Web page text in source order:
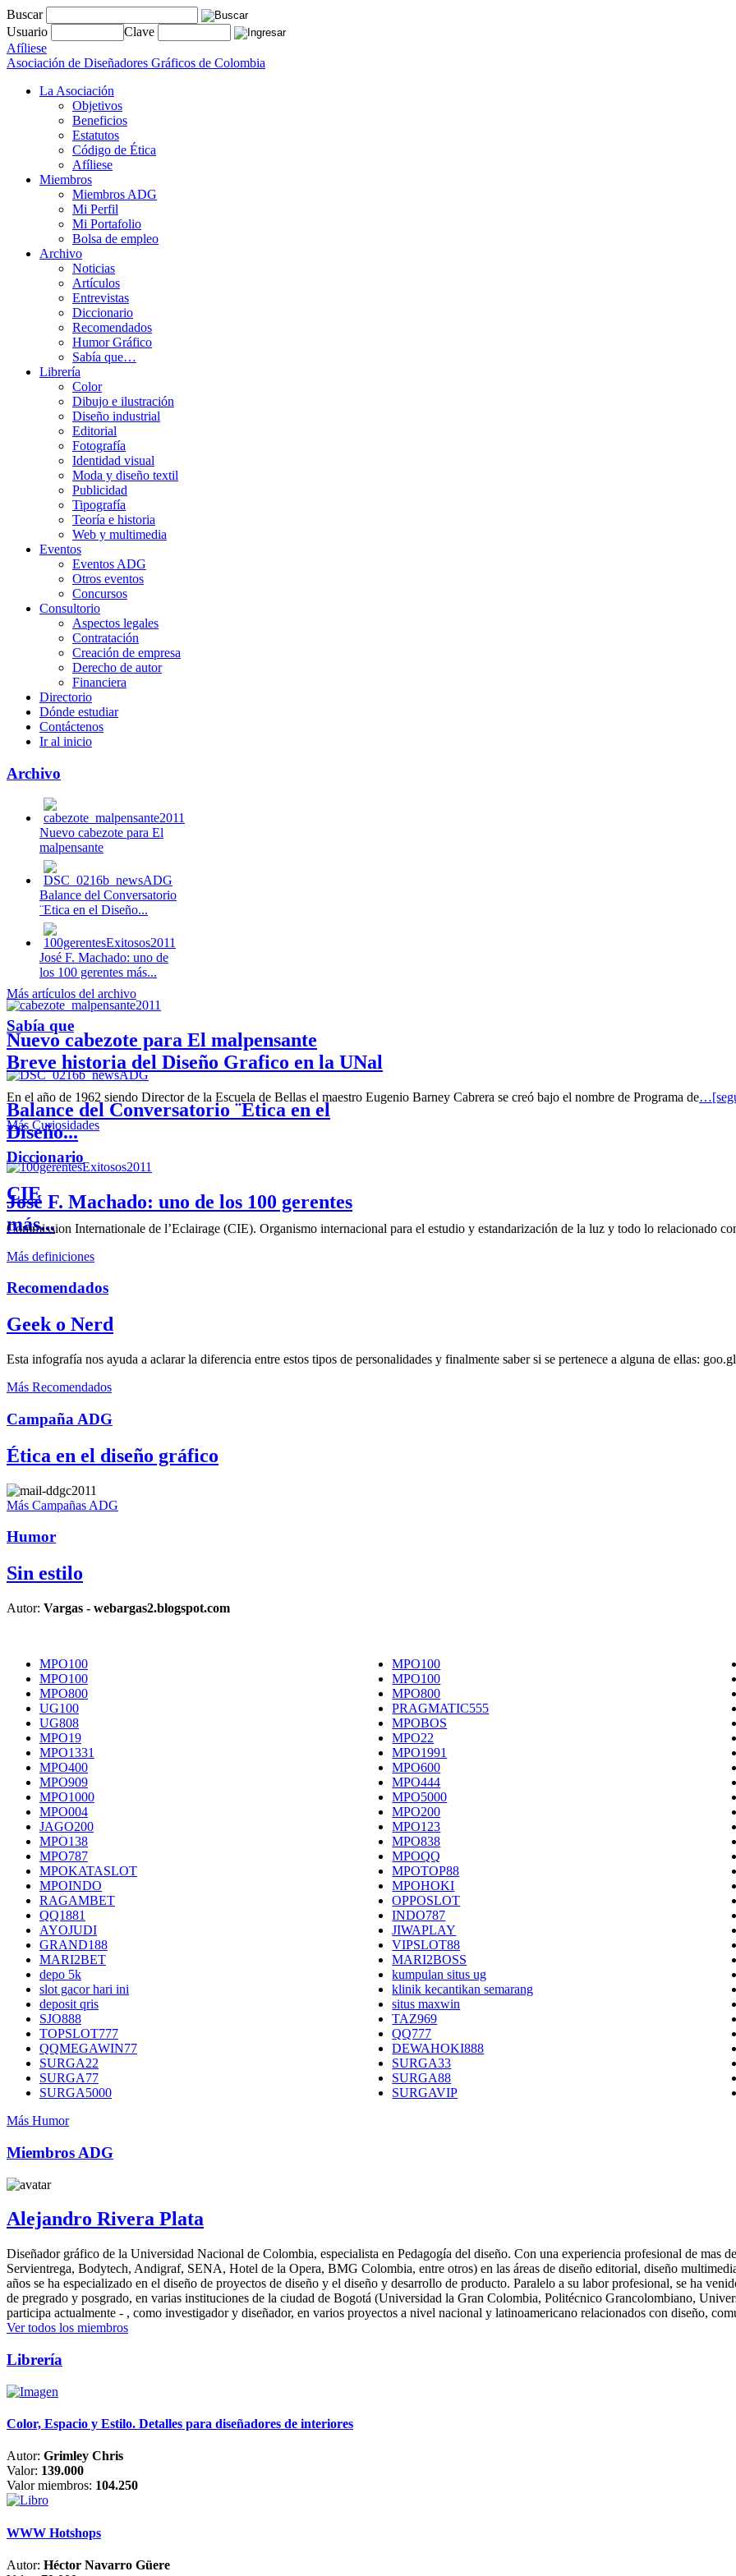
Buscar
Usuario
Clave
Afíliese
Asociación de Diseñadores Gráficos de Colombia
La Asociación
Objetivos
Beneficios
Estatutos
Código de Ética
Afíliese
Miembros
Miembros ADG
Mi Perfil
Mi Portafolio
Bolsa de empleo
Archivo
Noticias
Artículos
Entrevistas
Diccionario
Recomendados
Humor Gráfico
Sabía que…
Librería
Color
Dibujo e ilustración
Diseño industrial
Editorial
Fotografía
Identidad visual
Moda y diseño textil
Publicidad
Tipografía
Teoría e historia
Web y multimedia
Eventos
Eventos ADG
Otros eventos
Concursos
Consultorio
Aspectos legales
Contratación
Creación de empresa
Derecho de autor
Financiera
Directorio
Dónde estudiar
Contáctenos
Ir al inicio
Archivo
Nuevo cabezote para El
malpensante
Balance del Conversatorio
¨Etica en el Diseño...
José F. Machado: uno de
los 100 gerentes más...
Nuevo cabezote para El malpensante
Balance del Conversatorio ¨Etica en el
Diseño...
José F. Machado: uno de los 100 gerentes
más...
Más artículos del archivo
Sabía que
Breve historia del Diseño Grafico en la UNal
En el año de 1962 siendo Director de la Escuela de Bellas el maestro Eugenio Barney Cabrera se creó bajo el nombre de Programa de
Más Curiosidades
Diccionario
CIE
Commission Internationale de l’Eclairage (CIE). Organismo internacional para el estudio y estandarización de la luz y todo lo relacionado
Más definiciones
Recomendados
Geek o Nerd
Esta infografía nos ayuda a aclarar la diferencia entre estos tipos de personalidades y finalmente saber si se pertenece a alguna de ellas:
Más Recomendados
Campaña ADG
Ética en el diseño gráfico
Más Campañas ADG
Humor
Sin estilo
Autor: Vargas - webargas2.blogspot.com
MPO100 MPO100
MPO100
MPO100
MPO800
MPO800
UG100
PRAGMATIC555
UG808
MPOBOS
MPO19
MPO22
MPO1331
MPO1991
MPO400
MPO600
MPO909
MPO444
MPO1000
MPO5000
MPO004
MPO200
JAGO200
MPO123
MPO138
MPO838
MPO787
MPOQQ
MPOKATASLOT
MPOTOP88
MPOINDO
MPOHOKI
RAGAMBET
OPPOSLOT
QQ1881
INDO787
AYOJUDI
JIWAPLAY
GRAND188
VIPSLOT88
MARI2BET
MARI2BOSS
depo 5k
kumpulan situs ug
slot gacor hari ini
klinik kecantikan semarang
deposit qris
situs maxwin
SJO888
TAZ969
TOPSLOT777
QQ777
QQMEGAWIN77
DEWAHOKI888
SURGA22
SURGA33
SURGA77
SURGA88
SURGA5000
SURGAVIP
Más Humor
Miembros ADG
Alejandro Rivera Plata
Diseñador gráfico de la Universidad Nacional de Colombia, especialista en Pedagogía del diseño. Con una experiencia profesional de mas
Servientrega, Bodytech, Andigraf, SENA, Hotel de la Opera, BMG Colombia, entre otros) en las áreas de diseño editorial, diseño
años se ha especializado en el diseño de proyectos de diseño y el diseño y desarrollo de producto. Paralelo a su labor profesional, se ha
de pregrado y posgrado, en varias instituciones de la ciudad de Bogotá (Universidad la Gran Colombia, Politécnico Grancolombiano,
participa actualmente - , como investigador y diseñador, en varios proyectos a nivel nacional y latinoamericano relacionados con diseño,
Ver todos los miembros
Librería
Color, Espacio y Estilo. Detalles para diseñadores de interiores
Autor: Grimley Chris
Valor: 139.000
Valor miembros: 104.250
WWW Hotshops
Autor: Héctor Navarro Güere